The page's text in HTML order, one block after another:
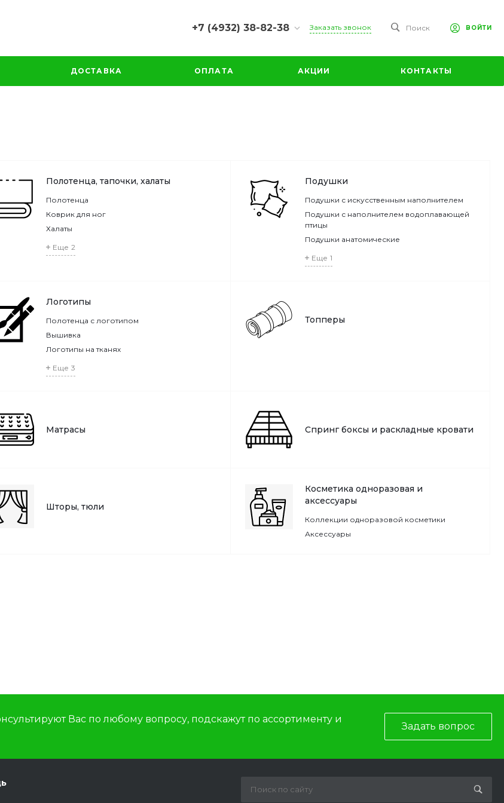
+7 (4932) 38-82-38
+7 (4932) 38-82-38
г. Иваново, ул.
Заказать звонок Поиск ВОЙТИ
ДОСТАВКА ОПЛАТА АКЦИИ КОНТАКТЫ
Полотенца, тапочки, халаты
Полотенца
Коврик для ног
Халаты
Еще 2
Подушки
Подушки с искусственным наполнителем
Подушки с наполнителем водоплавающей
птицы
Подушки анатомические
Еще 1
Логотипы
Полотенца с логотипом
Вышивка
Логотипы на тканях
Еще 3
Топперы
Матрасы Спринг боксы и раскладные кровати
Шторы, тюли
Косметика одноразовая и
аксессуары
Коллекции одноразовой косметики
Аксессуары
Вас по любому вопросу, подскажут по ассортименту и
Задать вопрос